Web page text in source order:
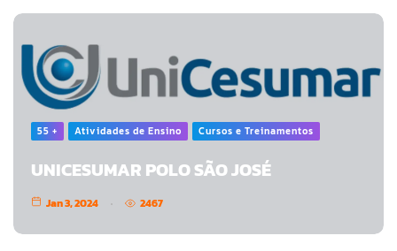
55 + Atividades de Ensino Cursos e Treinamentos
UNICESUMAR POLO SÃO JOSÉ
Jan 3, 2024 2467